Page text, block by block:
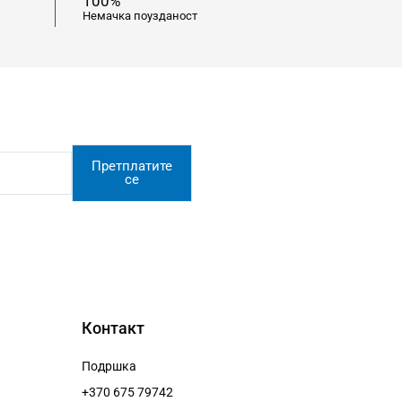
Немачка поузданост
Претплатите
се
Контакт
Подршка
+370 675 79742